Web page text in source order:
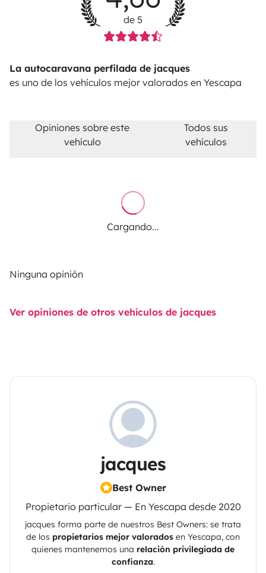
de 5
La autocaravana perfilada de jacques
es uno de los vehículos mejor valorados en Yescapa
Opiniones sobre este
vehículo
Todos sus
vehículos
Cargando...
Ninguna opinión
Ver opiniones de otros vehículos de jacques
jacques
Best Owner
Propietario particular — En Yescapa desde 2020
jacques forma parte de nuestros Best Owners: se trata
de los propietarios mejor valorados en Yescapa, con
quienes mantenemos una relación privilegiada de
confianza.